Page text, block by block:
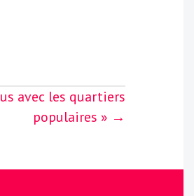
avec les quartiers
populaires » →